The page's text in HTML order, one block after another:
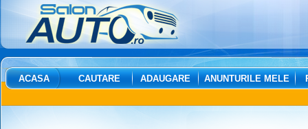
ACASA CAUTARE ADAUGARE ANUNTURILE MELE